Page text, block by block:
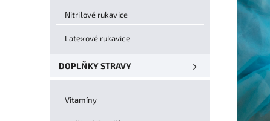
Nitrilové rukavice
Latexové rukavice
DOPLŇKY STRAVY
Vitamíny